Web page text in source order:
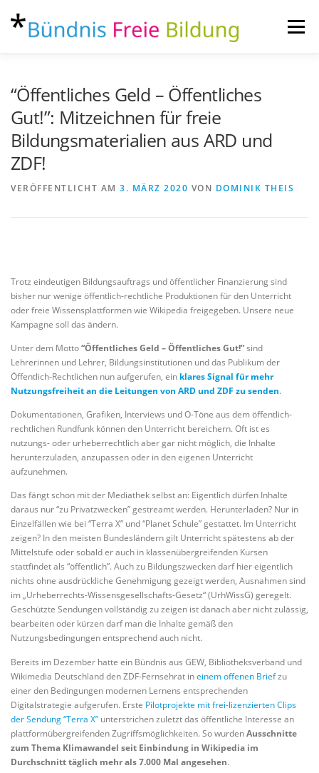
Inhalt
springen
Menü
“Öffentliches Geld – Öffentliches
Gut!”: Mitzeichnen für freie
Bildungsmaterialien aus ARD und
ZDF!
VERÖFFENTLICHT AM 3. MÄRZ 2020 VON DOMINIK THEIS
Trotz eindeutigen Bildungsauftrags und öffentlicher Finanzierung sind
bisher nur wenige öffentlich-rechtliche Produktionen für den Unterricht
oder freie Wissensplattformen wie Wikipedia freigegeben. Unsere neue
Kampagne soll das ändern.
Unter dem Motto“Öffentliches Geld – Öffentliches Gut!”sind
Lehrerinnen und Lehrer, Bildungsinstitutionen und das Publikum der
Öffentlich-Rechtlichen nun aufgerufen, ein klares Signal für mehr
Nutzungsfreiheit an die Leitungen von ARD und ZDF zu senden.
Dokumentationen, Grafiken, Interviews und O-Töne aus dem öffentlich-
rechtlichen Rundfunk können den Unterricht bereichern. Oft ist es
nutzungs- oder urheberrechtlich aber gar nicht möglich, die Inhalte
herunterzuladen, anzupassen oder in den eigenen Unterricht
aufzunehmen.
Das fängt schon mit der Mediathek selbst an: Eigentlich dürfen Inhalte
daraus nur “zu Privatzwecken” gestreamt werden. Herunterladen? Nur in
Einzelfällen wie bei “Terra X” und “Planet Schule” gestattet. Im Unterricht
zeigen? In den meisten Bundesländern gilt Unterricht spätestens ab der
Mittelstufe oder sobald er auch in klassenübergreifenden Kursen
stattfindet als “öffentlich”. Auch zu Bildungszwecken darf hier eigentlich
nichts ohne ausdrückliche Genehmigung gezeigt werden, Ausnahmen sind
im „Urheberrechts-Wissensgesellschafts-Gesetz“ (UrhWissG) geregelt.
Geschützte Sendungen vollständig zu zeigen ist danach aber nicht zulässig,
bearbeiten oder kürzen darf man die Inhalte gemäß den
Nutzungsbedingungen entsprechend auch nicht.
Bereits im Dezember hatte ein Bündnis aus GEW, Bibliotheksverband und
Wikimedia Deutschland den ZDF-Fernsehrat ineinem offenen Briefzu
einer den Bedingungen modernen Lernens entsprechenden
Digitalstrategie aufgerufen. Erste Pilotprojekte mit frei-lizenzierten Clips
der Sendung “Terra X” unterstrichen zuletzt das öffentliche Interesse an
plattformübergreifenden Zugriffsmöglichkeiten. So wurdenAusschnitte
zum Thema Klimawandel seit Einbindung in Wikipedia im
Durchschnitt täglich mehr als 7.000 Mal angesehen.